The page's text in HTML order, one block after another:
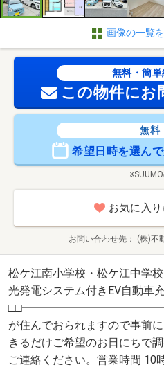
画像の一覧
無料・簡単
この物件にお
無料
希望日時を選んで
お気に入
お問い合わせ先 (株)不
松ケ江南小学校・松ケ江中学
光発電システム付きEV自動車
が住んでおられますので事前
きるだけご希望のお日にちで
ご連絡ください。営業時間 10